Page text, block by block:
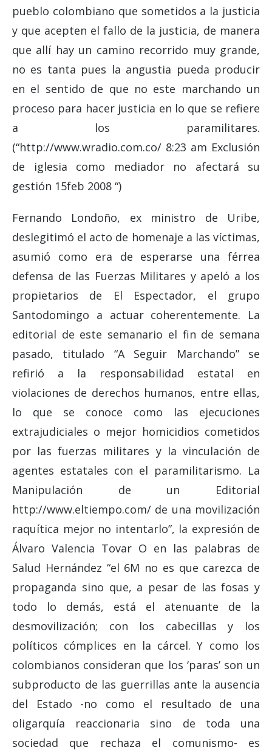
pueblo colombiano que sometidos a la justicia
y que acepten el fallo de la justicia, de manera
que allí hay un camino recorrido muy grande,
no es tanta pues la angustia pueda producir
en el sentido de que no este marchando un
proceso para hacer justicia en lo que se refiere
a los paramilitares.
(“http://www.wradio.com.co/ 8:23 am Exclusión
de iglesia como mediador no afectará su
gestión 15feb 2008 “)
Fernando Londoño, ex ministro de Uribe,
deslegitimó el acto de homenaje a las víctimas,
asumió como era de esperarse una férrea
defensa de las Fuerzas Militares y apeló a los
propietarios de El Espectador, el grupo
Santodomingo a actuar coherentemente. La
editorial de este semanario el fin de semana
pasado, titulado “A Seguir Marchando” se
refirió a la responsabilidad estatal en
violaciones de derechos humanos, entre ellas,
lo que se conoce como las ejecuciones
extrajudiciales o mejor homicidios cometidos
por las fuerzas militares y la vinculación de
agentes estatales con el paramilitarismo. La
Manipulación de un Editorial
http://www.eltiempo.com/ de una movilización
raquítica mejor no intentarlo”, la expresión de
Álvaro Valencia Tovar O en las palabras de
Salud Hernández “el 6M no es que carezca de
propaganda sino que, a pesar de las fosas y
todo lo demás, está el atenuante de la
desmovilización; con los cabecillas y los
políticos cómplices en la cárcel. Y como los
colombianos consideran que los ‘paras’ son un
subproducto de las guerrillas ante la ausencia
del Estado -no como el resultado de una
oligarquía reaccionaria sino de toda una
sociedad que rechaza el comunismo- es